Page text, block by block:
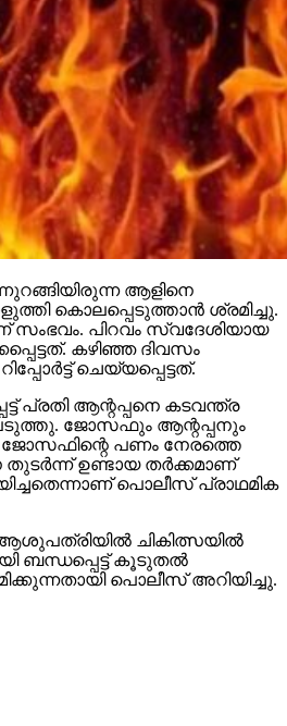
ആളിനെ
കൊലപ്പെടുത്താന്‍ ശ്രമിച്ചു.
സംഭവം. പിറവം സ്വദേശിയായ
കഴിഞ്ഞ ദിവസം
ചെയ്യപ്പെട്ടത്.
പ്രതി ആന്റപ്പനെ കടവന്ത്ര
ജോസഫും ആന്റപ്പനും
ജോസഫിന്റെ പണം നേരത്തെ
തുടര്‍ന്ന് ഉണ്ടായ തര്‍ക്കമാണ്
പൊലീസ് പ്രാഥമിക
ചികിത്സയില്‍
ബന്ധപ്പെട്ട് കൂടുതല്‍
പൊലീസ് അറിയിച്ചു.